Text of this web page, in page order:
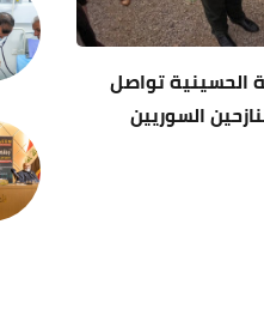
الحسينية تواصل
السوريين